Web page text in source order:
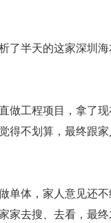
了半天的这家深圳
做工程项目，拿了
得不划算，最终跟
单体，家人意见还
家去搜、去看，最